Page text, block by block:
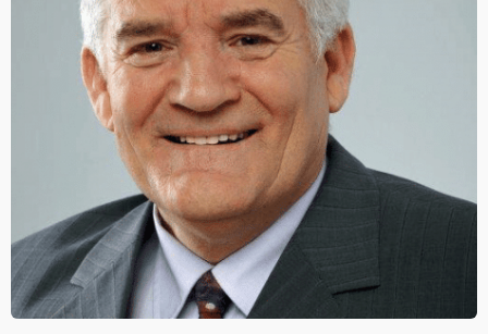
Bürgermeister von Krumau am Kamp
zurückgetreten. Der 63-Jährige war neun Jahre
lang...